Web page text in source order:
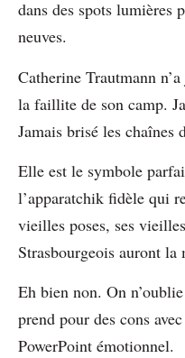
dans des spots lumières
neuves.
Catherine Trautmann
la faillite de son camp.
Jamais brisé les chaînes
Elle est le symbole
l’apparatchik fidèle qui
vieilles poses, ses
Strasbourgeois auront la
Eh bien non. On
prend pour des cons
PowerPoint émotionnel.